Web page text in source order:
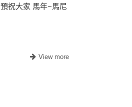
祝大家 馬年~馬尼